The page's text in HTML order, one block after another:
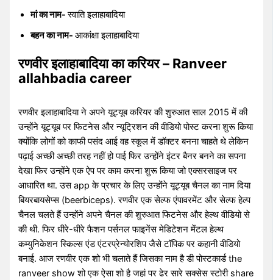
मां का नाम-स्वाति इलाहाबादिया
बहन का नाम-आकांक्षा इलाहाबादिया
रणवीर इलाहाबादिया का करियर – Ranveer
allahbadia career
रणवीर इलाहाबादिया ने अपने यूट्यूब करियर की शुरुआत साल 2015 में की
उन्होंने यूट्यूब पर फिटनेस और न्यूट्रिशन की वीडियो पोस्ट करना शुरू किया
क्योंकि लोगों को काफी पसंद आई वह स्कूल में डॉक्टर बनना चाहते थे लेकिन
पढ़ाई अच्छी अच्छी तरह नहीं हो पाई फिर उन्होंने इंटर बैनर बनने का सपना
देखा फिर उन्होंने एक ऐप पर काम करना शुरू किया जो एक्सरसाइज पर
आधारित था. उस app के प्रचार के लिए उन्होंने यूट्यूब चैनल का नाम दिया
बियरबायसेप्स (beerbiceps). रणवीर एक सेल्फ एंपावरमेंट और सेल्फ हेल्प
चैनल चलते हैं उन्होंने अपने चैनल की शुरुआत फिटनेस और हेल्थ वीडियो से
की थी. फिर धीरे-धीरे फैशन पर्सनल फाइनेंस मेडिटेशन मेंटल हेल्थ
कम्युनिकेशन स्किल्स एंड एंटरप्रेन्योरशिप जैसे टॉपिक पर कहानी वीडियो
बनाई. आज रणवीर एक शो भी चलाते हैं जिसका नाम है डी पोस्टकार्ड the
ranveer show शो एक ऐसा शो है जहां पर ढेर सारे सक्सेस स्टोरी share